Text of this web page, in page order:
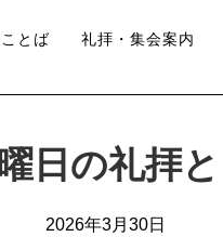
とば 礼拝・集会案内
日の礼拝
2026年3月30日